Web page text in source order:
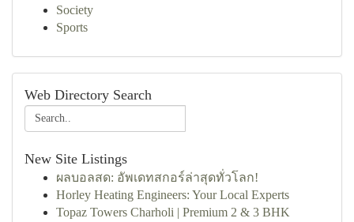
Society
Sports
Web Directory Search
New Site Listings
ผลบอลสด: อัพเดทสกอร์ล่าสุดทั่วโลก!
Horley Heating Engineers: Your Local Experts
Topaz Towers Charholi | Premium 2 & 3 BHK